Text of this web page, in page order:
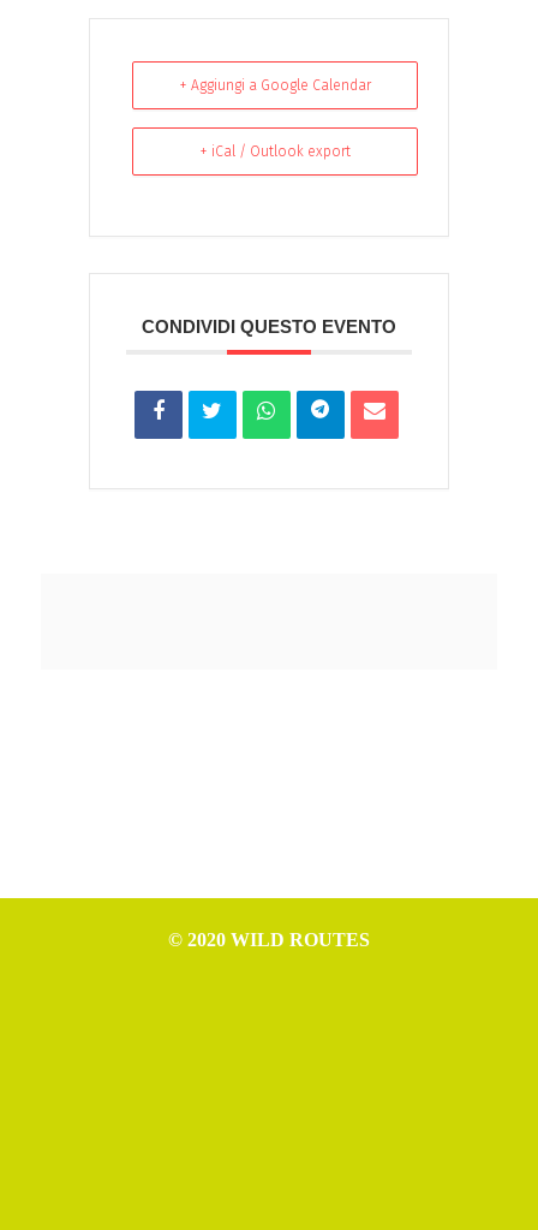
+ Aggiungi a Google Calendar
+ iCal / Outlook export
CONDIVIDI QUESTO EVENTO
© 2020 WILD ROUTES